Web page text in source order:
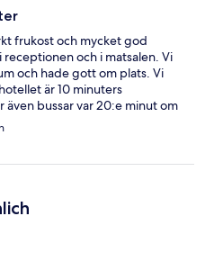
frukost och mycket god
och i matsalen. Vi
och hade gott om plats. Vi
är 10 minuters
bussar var 20:e minut om
med pool,